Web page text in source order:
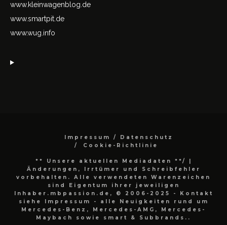
www.kleinwagenblog.de
www.smartpit.de
www.wug.info
Impressum / Datenschutz
Cookie-Richtlinie
** Unsere aktuellen Mediadaten **/
Änderungen, Irrtümer und Schreibfehler
vorbehalten. Alle verwendeten Warenzeichen
sind Eigentum ihrer jeweiligen
Inhaber.mbpassion.de, © 2006-2025 - Kontakt
siehe Impressum - alle Neuigkeiten rund um
Mercedes-Benz, Mercedes-AMG, Mercedes-
Maybach sowie smart & Subbrands..